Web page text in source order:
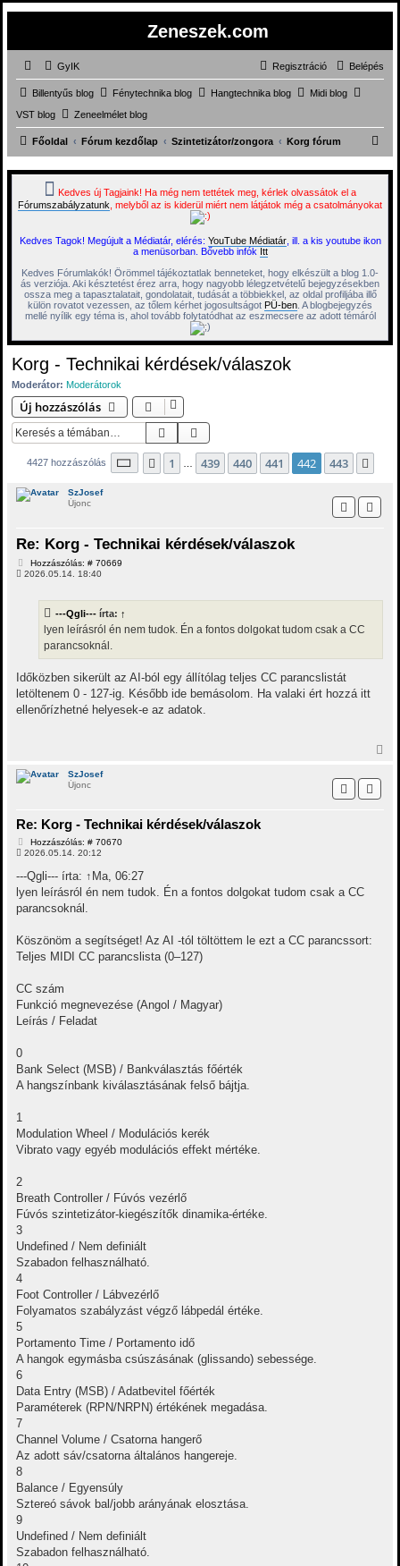
Zeneszek.com
GyIK Belépés
Regisztráció
Billentyűs blog Fénytechnika blog Hangtechnika blog
Midi blog
VST blog
Zeneelmélet blog
Főoldal Fórum kezdőlap Szintetizátor/zongora Korg fórum
Kedves új Tagjaink! Ha még nem tettétek meg, kérlek olvassátok el a
Fórumszabályzatunk , melyből az is kiderül miért nem látjátok még a csatolmányokat
Kedves Tagok! Megújult a Médiatár, elérés: YouTube Médiatár, ill. a kis youtube ikon
a menüsorban. Bővebb infók Itt
Kedves Fórumlakók! Örömmel tájékoztatlak benneteket, hogy elkészült a blog 1.0-
ás verziója. Aki késztetést érez arra, hogy nagyobb lélegzetvételű bejegyzésekben
ossza meg a tapasztalatait, gondolatait, tudását a többiekkel, az oldal profiljába illő
külön rovatot vezessen, az tőlem kérhet jogosultságot PÜ-ben . A blogbejegyzés
mellé nyílik egy téma is, ahol tovább folytatódhat az eszmecsere az adott témáról
Korg - Technikai kérdések/válaszok
Moderátor: Moderátorok
Új hozzászólás
Keresés
4427 hozzászólás Oldal:442/ 443
Előző
1 439 440 441 442 443
SzJosef
Újonc
Re: Korg - Technikai kérdések/válaszok
Hozzászólás: # 70669H
s
z
á
2026.05.14. 18:40
---Qgli--- írta: ↑
lyen leírásról én nem tudok. Én a fontos dolgokat tudom csak a CC
parancsoknál.
Időközben sikerült az AI-ból egy állítólag teljes CC parancslistát
letöltenem 0 - 127-ig. Később ide bemásolom. Ha valaki ért hozzá itt
ellenőrízhetné helyesek-e az adatok.
SzJosef
Újonc
Re: Korg - Technikai kérdések/válaszok
Hozzászólás: # 70670H
z
s
á
s
2026.05.14. 20:12
---Qgli--- írta: ↑Ma, 06:27
lyen leírásról én nem tudok. Én a fontos dolgokat tudom csak a CC
parancsoknál.
Köszönöm a segítséget! Az AI -tól töltöttem le ezt a CC parancssort:
Teljes MIDI CC parancslista (0–127)
CC szám
Funkció megnevezése (Angol / Magyar)
Leírás / Feladat
0
Bank Select (MSB) / Bankválasztás főérték
A hangszínbank kiválasztásának felső bájtja.
1
Modulation Wheel / Modulációs kerék
Vibrato vagy egyéb modulációs effekt mértéke.
2
Breath Controller / Fúvós vezérlő
Fúvós szintetizátor-kiegészítők dinamika-értéke.
3
Undefined / Nem definiált
Szabadon felhasználható.
4
Foot Controller / Lábvezérlő
Folyamatos szabályzást végző lábpedál értéke.
5
Portamento Time / Portamento idő
A hangok egymásba csúszásának (glissando) sebessége.
6
Data Entry (MSB) / Adatbevitel főérték
Paraméterek (RPN/NRPN) értékének megadása.
7
Channel Volume / Csatorna hangerő
Az adott sáv/csatorna általános hangereje.
8
Balance / Egyensúly
Sztereó sávok bal/jobb arányának elosztása.
9
Undefined / Nem definiált
Szabadon felhasználható.